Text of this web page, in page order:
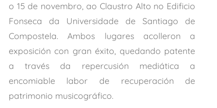
o 15 de novembro, ao Claustro Alto no Edificio
Fonseca da Universidade de Santiago de
Compostela. Ambos lugares acolleron a
exposición con gran éxito, quedando patente
a través da repercusión mediática a
encomiable labor de recuperación de
patrimonio musicográfico.